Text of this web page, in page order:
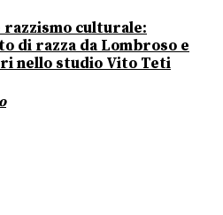
culturale:
di razza da Lombroso e
nello studio Vito Teti